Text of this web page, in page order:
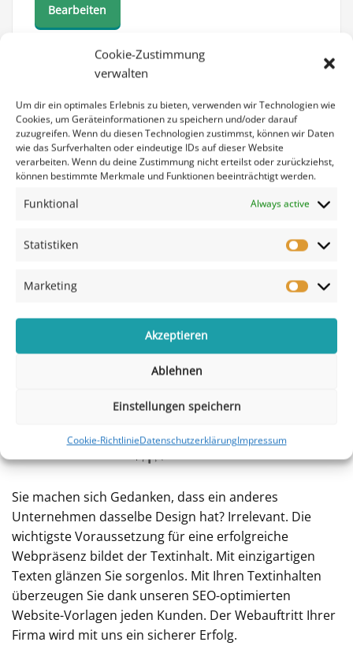
Cookie-Zustimmung
verwalten
Um dir ein optimales Erlebnis zu bieten, verwenden wir Technologien wie
Cookies, um Geräteinformationen zu speichern und/oder darauf
zuzugreifen. Wenn du diesen Technologien zustimmst, können wir Daten
wie das Surfverhalten oder eindeutige IDs auf dieser Website
verarbeiten. Wenn du deine Zustimmung nicht erteilst oder zurückziehst,
können bestimmte Merkmale und Funktionen beeinträchtigt werden.
Funktional Always active
Statistiken
Marketing
Akzeptieren
Ablehnen
Einstellungen speichern
Cookie-RichtlinieDatenschutzerklärungImpressum
Bearbeiten
Zusätzliche Informationen
Template
Sie machen sich Gedanken, dass ein anderes
Unternehmen dasselbe Design hat? Irrelevant. Die
wichtigste Voraussetzung für eine erfolgreiche
Webpräsenz bildet der Textinhalt. Mit einzigartigen
Texten glänzen Sie sorgenlos. Mit Ihren Textinhalten
überzeugen Sie dank unseren SEO-optimierten
Website-Vorlagen jeden Kunden. Der Webauftritt Ihrer
Firma wird mit uns ein sicherer Erfolg.